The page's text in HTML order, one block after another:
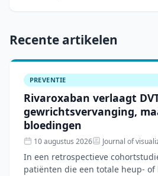
Recente artikelen
PREVENTIE
Rivaroxaban verlaagt
gewrichtsvervanging,
bloedingen
10 augustus 2026 Journal of
In een retrospectieve
patiënten die een totale heup- of